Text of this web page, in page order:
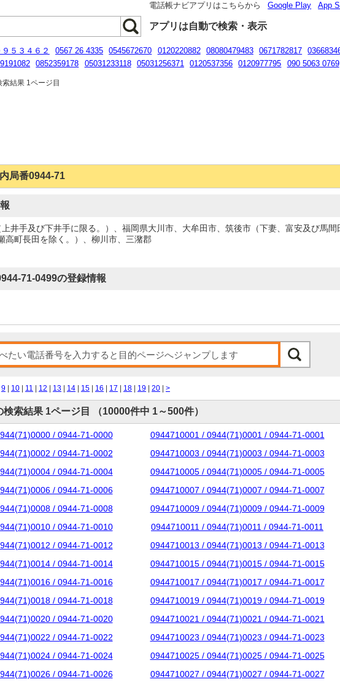
電話帳ナビアプリはこちらから Google Play App
アプリは自動で検索・表示
９５３４６２ 0567 26 4335 0545672670 0120220882 08080479483 0671782817
0852359178 05031233118 05031256371 0120537356 0120977795
090 5063 0769
結果 1ページ目
局番0944-71
井手及び下井手に限る。）、福岡県大川市、大牟田市、筑後市（下妻、富安及び馬間
高町長田を除く。）、柳川市、三潴郡
71-0499の登録情報
9 10 11 12 13 14 15 16 17 18 19 20 >
索結果 1ページ目 （10000件中 1～500件）
/ 0944-71-0000
0944710001 / 0944(71)0001 / 0944-71-0001
/ 0944-71-0002
0944710003 / 0944(71)0003 / 0944-71-0003
/ 0944-71-0004
0944710005 / 0944(71)0005 / 0944-71-0005
/ 0944-71-0006
0944710007 / 0944(71)0007 / 0944-71-0007
/ 0944-71-0008
0944710009 / 0944(71)0009 / 0944-71-0009
/ 0944-71-0010
0944710011 / 0944(71)0011 / 0944-71-0011
/ 0944-71-0012
0944710013 / 0944(71)0013 / 0944-71-0013
/ 0944-71-0014
0944710015 / 0944(71)0015 / 0944-71-0015
/ 0944-71-0016
0944710017 / 0944(71)0017 / 0944-71-0017
/ 0944-71-0018
0944710019 / 0944(71)0019 / 0944-71-0019
/ 0944-71-0020
0944710021 / 0944(71)0021 / 0944-71-0021
/ 0944-71-0022
0944710023 / 0944(71)0023 / 0944-71-0023
/ 0944-71-0024
0944710025 / 0944(71)0025 / 0944-71-0025
/ 0944-71-0026
0944710027 / 0944(71)0027 / 0944-71-0027